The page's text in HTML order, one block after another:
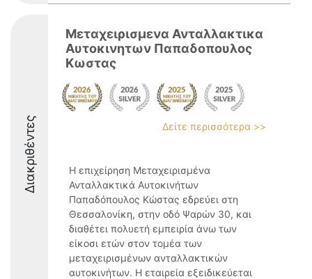
Διακριθέντες
Μεταχειρισμενα Ανταλλακτικα
Αυτoκινητων Παπαδοπουλος
Κωστας
Δείτε περισσότερα >>
Η επιχείρηση Μεταχειρισμένα
Ανταλλακτικά Αυτοκινήτων
Παπαδόπουλος Κώστας εδρεύει στη
Θεσσαλονίκη, στην οδό Ψαρών 30, και
διαθέτει πολυετή εμπειρία άνω των
είκοσι ετών στον τομέα των
μεταχειρισμένων ανταλλακτικών
αυτοκινήτων. Η εταιρεία εξειδικεύεται